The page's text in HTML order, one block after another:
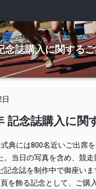
念誌購入に関する
記念誌購入に関
典には800名近いご出席
。当日の写真を含め、競
記念誌を制作中で御座い
を飾る記念として、ご購